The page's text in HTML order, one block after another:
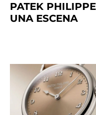
PATEK
UNA ESCENA